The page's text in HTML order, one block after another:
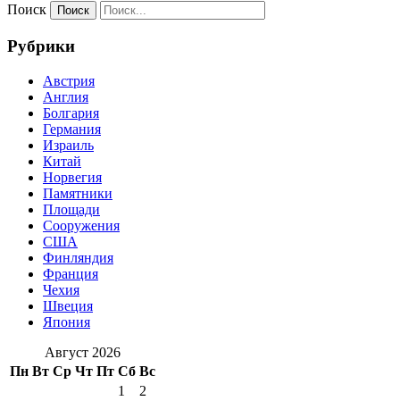
Поиск
Рубрики
Австрия
Англия
Болгария
Германия
Израиль
Китай
Норвегия
Памятники
Площади
Сооружения
США
Финляндия
Франция
Чехия
Швеция
Япония
Август 2026
Пн Вт Ср Чт Пт Сб Вс
1
2